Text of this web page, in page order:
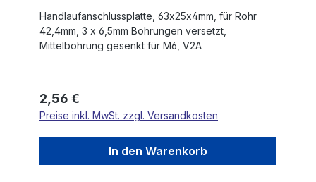
Handlaufanschlussplatte, 63x25x4mm, für Rohr
42,4mm, 3 x 6,5mm Bohrungen versetzt,
Mittelbohrung gesenkt für M6, V2A
Regulärer Preis:
2,56 €
Preise inkl. MwSt. zzgl. Versandkosten
In den Warenkorb